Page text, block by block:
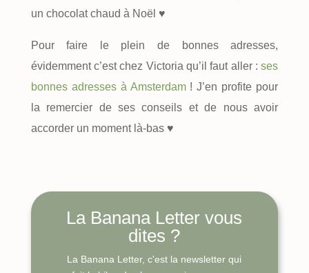
un chocolat chaud à Noël ♥
Pour faire le plein de bonnes adresses,
évidemment c’est chez Victoria qu’il faut aller : ses
bonnes adresses à Amsterdam ! J’en profite pour
la remercier de ses conseils et de nous avoir
accorder un moment là-bas ♥
La Banana Letter vous
dites ?
La Banana Letter, c'est la newsletter qui